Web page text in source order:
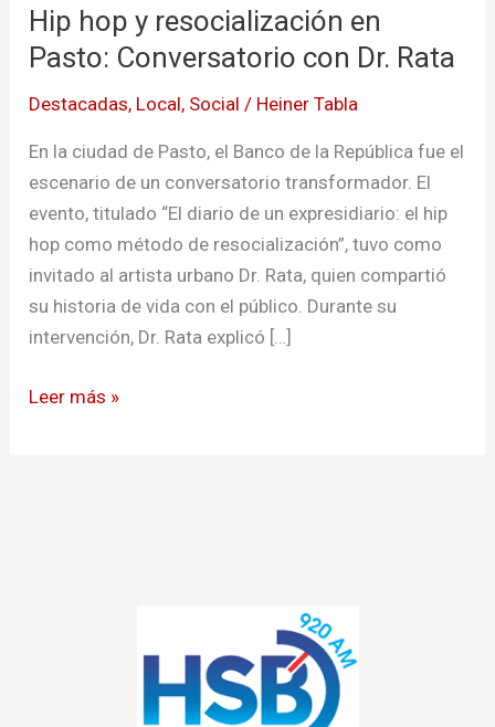
Hip hop y resocialización en
Pasto: Conversatorio con Dr. Rata
Destacadas, Local, Social / Heiner Tabla
En la ciudad de Pasto, el Banco de la República fue el
escenario de un conversatorio transformador. El
evento, titulado “El diario de un expresidiario: el hip
hop como método de resocialización”, tuvo como
invitado al artista urbano Dr. Rata, quien compartió
su historia de vida con el público. Durante su
intervención, Dr. Rata explicó […]
y
resocialización
Pasto:
Conversatorio
con
Dr.
Rata
Leer más »